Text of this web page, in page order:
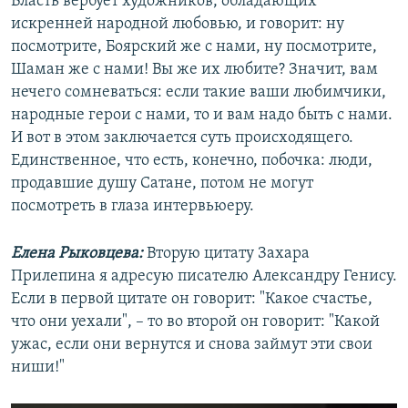
искренней народной любовью, и говорит: ну
посмотрите, Боярский же с нами, ну посмотрите,
Шаман же с нами! Вы же их любите? Значит, вам
нечего сомневаться: если такие ваши любимчики,
народные герои с нами, то и вам надо быть с нами.
И вот в этом заключается суть происходящего.
Единственное, что есть, конечно, побочка: люди,
продавшие душу Сатане, потом не могут
посмотреть в глаза интервьюеру.
Елена Рыковцева:Вторую цитату Захара
Прилепина я адресую писателю Александру Генису.
Если в первой цитате он говорит: "Какое счастье,
что они уехали", – то во второй он говорит: "Какой
ужас, если они вернутся и снова займут эти свои
ниши!"